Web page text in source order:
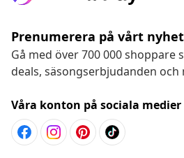
Prenumerera på vårt
Gå med över 700 000 shoppare
deals, säsongserbjudanden och
Våra konton på sociala medier